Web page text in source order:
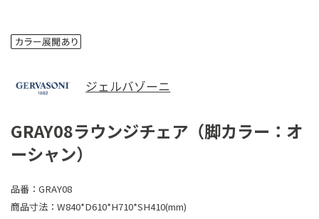
ジェルバゾーニ
GRAY08ラウンジチェア（脚カラー：オ
ーシャン）
品番： GRAY08
商品寸法： W840*D610*H710*SH410(mm)